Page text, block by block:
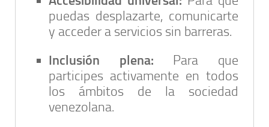
puedas desplazarte, comunicarte
y acceder a servicios sin barreras.
Inclusión plena: Para que
participes activamente en todos
los ámbitos de la sociedad
venezolana.